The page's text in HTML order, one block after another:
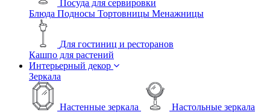
Посуда для сервировки
Блюда Подносы Тортовницы Менажницы
Для гостиниц и ресторанов
Кашпо для растений
Интерьерный декор
Зеркала
Настенные зеркала Настольные зеркала